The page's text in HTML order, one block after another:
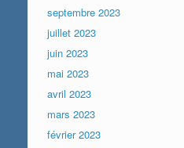
septembre 2023
juillet 2023
juin 2023
mai 2023
avril 2023
mars 2023
février 2023